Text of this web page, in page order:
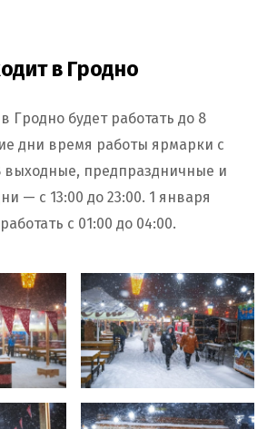
в Гродно
Гродно будет работать до 8
дни время работы ярмарки с
выходные, предпраздничные и
— с 13:00 до 23:00. 1 января
с 01:00 до 04:00.